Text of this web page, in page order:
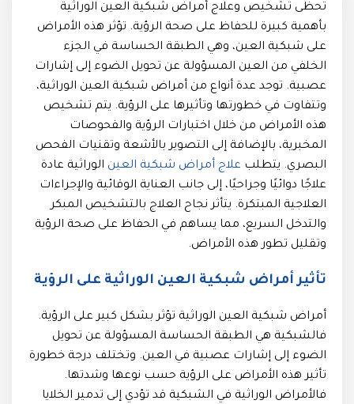
تحظى تشخيص وعلاج أمراض شبكية العين الوراثية
بأهمية كبيرة للحفاظ على صحة الرؤية. تؤثر هذه الأمراض
على شبكية العين، وهي الطبقة الحساسة في الجزء
الخلفي من العين المسؤولة عن تحويل الضوء إلى إشارات
عصبية. توجد عدة أنواع من أمراض شبكية العين الوراثية،
وتتفاوت في خطورتها وتأثيرها على الرؤية. يتم تشخيص
هذه الأمراض من خلال اختبارات الرؤية والفحوصات
المخبرية، بالإضافة إلى التصوير بالأشعة وتقنيات الفحص
البصري. يتطلب علاج أمراض شبكية العين الوراثية عادة
علاجًا دوائيًا وجراحيًا، إلى جانب العناية الوقائية والإجراءات
العلاجية المبتكرة. يتأثر نجاح العلاج بالتشخيص المبكر
والتدخل السريع، مما يساهم في الحفاظ على صحة الرؤية
وتقليل تطور هذه الأمراض.
تأثير أمراض شبكية العين الوراثية على الرؤية
أمراض شبكية العين الوراثية تؤثر بشكل كبير على الرؤية.
فالشبكية هي الطبقة الحساسة المسؤولة عن تحويل
الضوء إلى إشارات عصبية في العين. وتختلف درجة خطورة
تأثير هذه الأمراض على الرؤية حسب نوعها وشدتها.
فالأمراض الوراثية في الشبكية قد تؤدي إلى تدمير الخلايا